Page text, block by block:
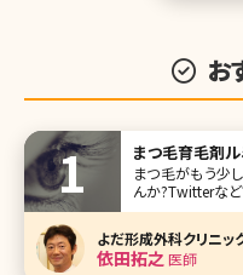
お
まつ毛育毛剤
まつ毛がもう少
んか?Twitterなど
いというツイー
めされている
ルミガン。2014
名で、まつ毛貧
よだ形成外科クリニッ
依田拓之 医師